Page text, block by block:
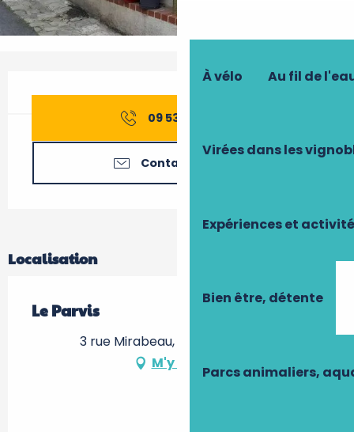
À vélo Au fil de
Virées dans les
Expériences et
Bien être, détente
Parcs animaliers,
Ouverture et coordonnées
09 53 09 80
Contactez-nous
Localisation
Le Parvis
3 rue Mirabeau, 37400 Amboise
M'y rendre